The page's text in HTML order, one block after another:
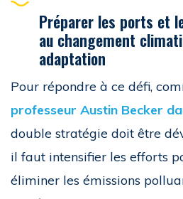
Préparer les ports et
au changement
adaptation
Pour répondre à ce défi,
professeur Austin Becker
double stratégie doit être
il faut intensifier les efforts
éliminer les émissions